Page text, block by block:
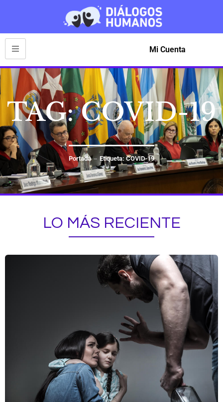
Mi Cuenta
TAG: COVID-19
Portada Etiqueta: COVID-19
LO MÁS RECIENTE